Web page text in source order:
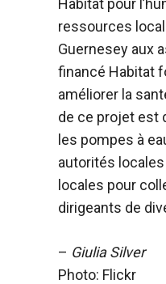
Habitat pour
ressources
Guernesey aux
financé Habitat
améliorer la
de ce projet est
les pompes à
autorités
locales pour
dirigeants de
– Giulia Silver
Photo: Flickr